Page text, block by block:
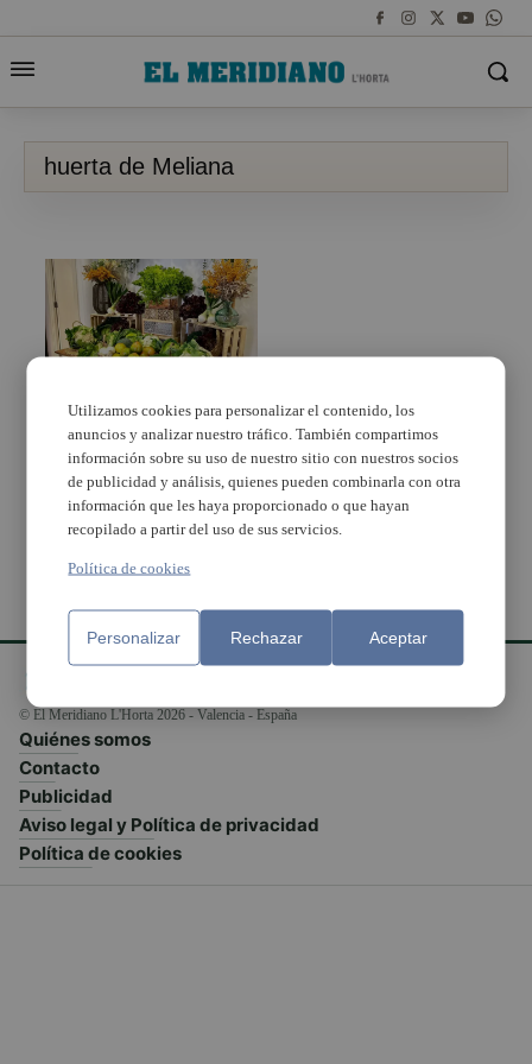
huerta de Meliana
Meliana, el arte con
convertir la verdura en
un elemento decorativo
© El Meridiano L'Horta 2026 - Valencia - España
Quiénes somos
Contacto
Publicidad
Aviso legal y Política de privacidad
Política de cookies
Utilizamos cookies para personalizar el contenido, los
anuncios y analizar nuestro tráfico. También compartimos
información sobre su uso de nuestro sitio con nuestros socios
de publicidad y análisis, quienes pueden combinarla con otra
información que les haya proporcionado o que hayan
recopilado a partir del uso de sus servicios.
Política de cookies
Personalizar Rechazar Aceptar